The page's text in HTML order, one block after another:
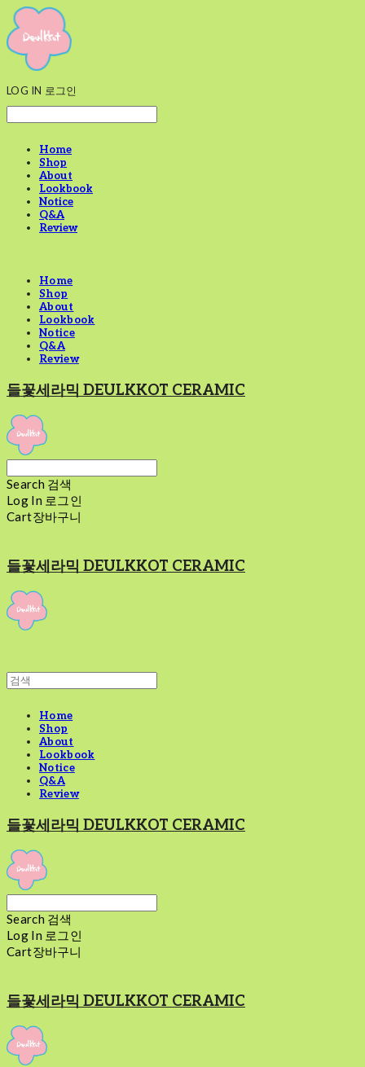
LOG IN 로그인
Home
Shop
About
Lookbook
Notice
Q&A
Review
Home
Shop
About
Lookbook
Notice
Q&A
Review
들꽃세라믹 DEULKKOT CERAMIC
Search 검색
Log In 로그인
Cart장바구니
들꽃세라믹 DEULKKOT CERAMIC
Home
Shop
About
Lookbook
Notice
Q&A
Review
들꽃세라믹 DEULKKOT CERAMIC
Search 검색
Log In 로그인
Cart장바구니
들꽃세라믹 DEULKKOT CERAMIC